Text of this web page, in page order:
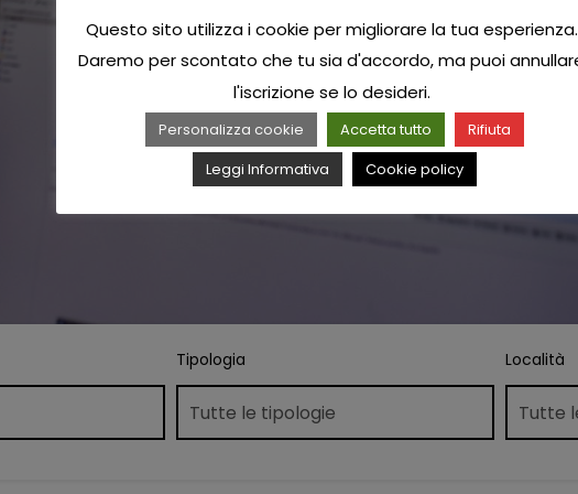
Tipologia Località
Questo sito utilizza i cookie per migliorare la tua esperienza.
Daremo per scontato che tu sia d'accordo, ma puoi
l'iscrizione se lo desideri.
Personalizza cookie Accetta tutto
Rifiuta
Leggi Informativa
Cookie policy